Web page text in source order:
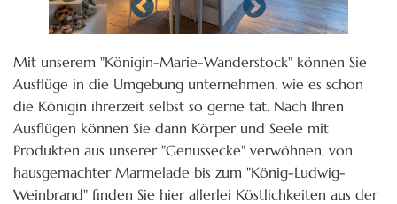
Mit unserem "Königin-Marie-Wanderstock" können Sie
Ausflüge in die Umgebung unternehmen, wie es schon
die Königin ihrerzeit selbst so gerne tat. Nach Ihren
Ausflügen können Sie dann Körper und Seele mit
Produkten aus unserer "Genussecke" verwöhnen, von
hausgemachter Marmelade bis zum "König-Ludwig-
Weinbrand" finden Sie hier allerlei Köstlichkeiten aus der